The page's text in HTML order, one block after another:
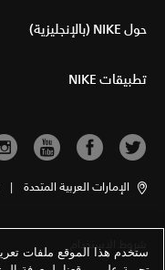
حول NIKE (بالإنجليزية)
تطبيقات NIKE
الإمارات العربية المتحدة |
شروط الاستخدام
ستخدم هذا الموقع ملفات